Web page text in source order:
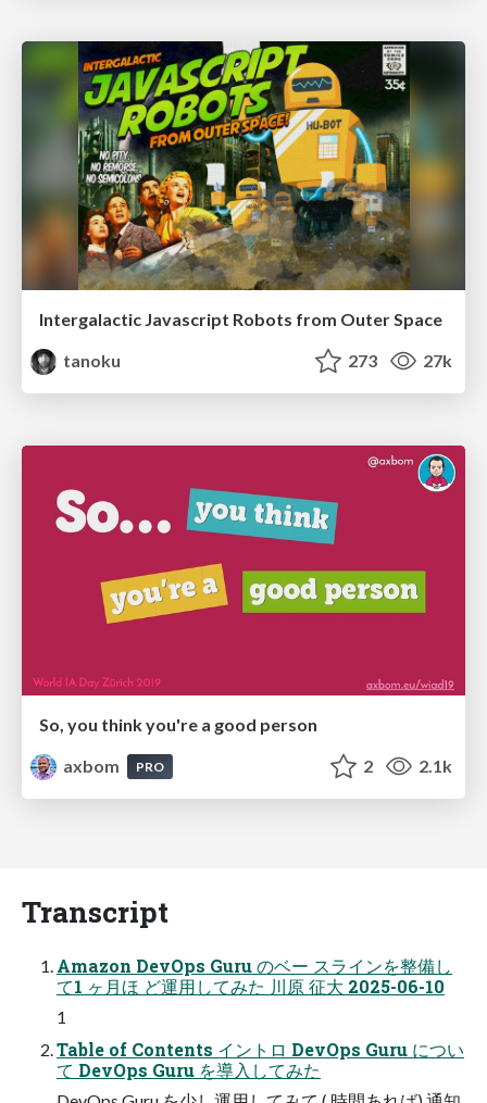
Intergalactic Javascript Robots from Outer Space
tanoku
273 27k
So, you think you're a good person
axbom
PRO 2 2.1k
Transcript
Amazon DevOps Guru のベー スラインを整備し
て1 ヶ月ほ ど運用してみた 川原 征大 2025-06-10
1
Table of Contents イントロ DevOps Guru につい
て DevOps Guru を導入してみた